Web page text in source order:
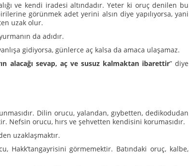
ve kendi iradesi altındadır. Yeter ki oruç denilen bu
görünmek adet yerini alsın diye yapılıyorsa, yani
uzak olur.
da adıdır.
gidiyorsa, günlerce aç kalsa da amaca ulaşamaz.
alacağı sevap, aç ve susuz kalmaktan ibarettir” diye
Dilin orucu, yalandan, gıybetten, dedikodudan
Nefsin orucu, hırs ve şehvetten kendisini korumasıdır.
uzaklaşmaktır.
Hakk’tangayrisini görmemektir. Batındaki oruç, kalbe,